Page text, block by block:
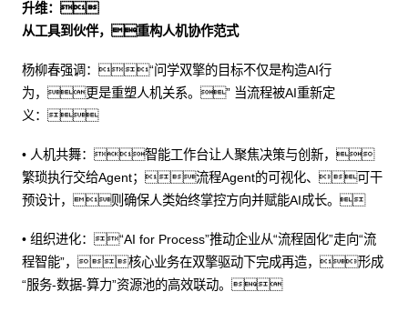
升维：
从工具到伙伴，重构人机协作范式
杨柳春强调：“问学双擎的目标不仅是构造AI行
为，更是重塑人机关系。” 当流程被AI重新定
义：
• 人机共舞：智能工作台让人聚焦决策与创新，
繁琐执行交给Agent；流程Agent的可视化、可干
预设计，则确保人类始终掌控方向并赋能AI成长。
• 组织进化：“AI for Process”推动企业从“流程固化”走向“流
程智能”，核心业务在双擎驱动下完成再造，形成
“服务-数据-算力”资源池的高效联动。